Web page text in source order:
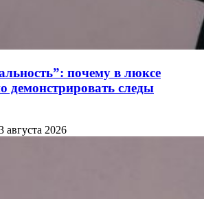
почему в люксе
демонстрировать следы
августа 2026